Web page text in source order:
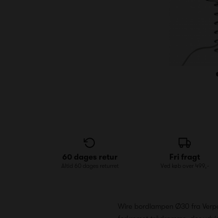
60 dages retur
Altid 60 dages returret
Fri fragt
Ved køb over 499,-
Wire bordlampen Ø30 fra